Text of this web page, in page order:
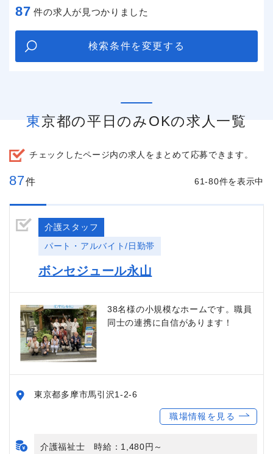
87 件の求人が見つかりました
検索条件を変更する
東京都の平日のみOKの求人一覧
チェックしたページ内の求人をまとめて応募できます。
87件 61-80件を表示中
介護スタッフ
パート・アルバイト/日勤帯
ボンセジュール永山
38名様の小規模なホームです。職員
同士の連携に自信があります！
東京都多摩市馬引沢1-2-6
職場情報を見る
介護福祉士 時給：1,480円～